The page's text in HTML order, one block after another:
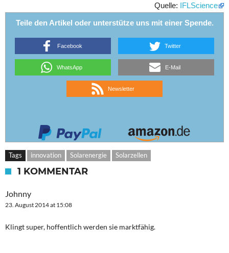
Quelle: IFLScience
Teile den Artikel oder unterstütze uns mit einer Spende.
Facebook Twitter
WhatsApp E-Mail
Newsletter
Tags innovation Solarenergie Solarzellen
1 KOMMENTAR
Johnny
23. August 2014 at 15:08
Klingt super, hoffentlich werden sie marktfähig.